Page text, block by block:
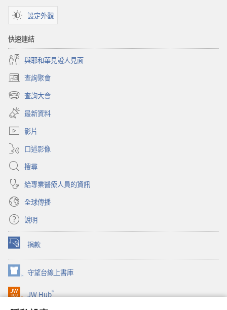
設定外觀
快速連結
與耶和華見證人見面
查詢聚會
（開
啟
新
視
窗）
查詢大會
（開
啟
新
視
最新資料
影片
口述影像
搜尋
給專業醫療人員的資訊
全球傳播
說明
捐款
（開
啟
新
視
窗）
守望台線上書庫
（開
啟
新
JW Hub®
（開